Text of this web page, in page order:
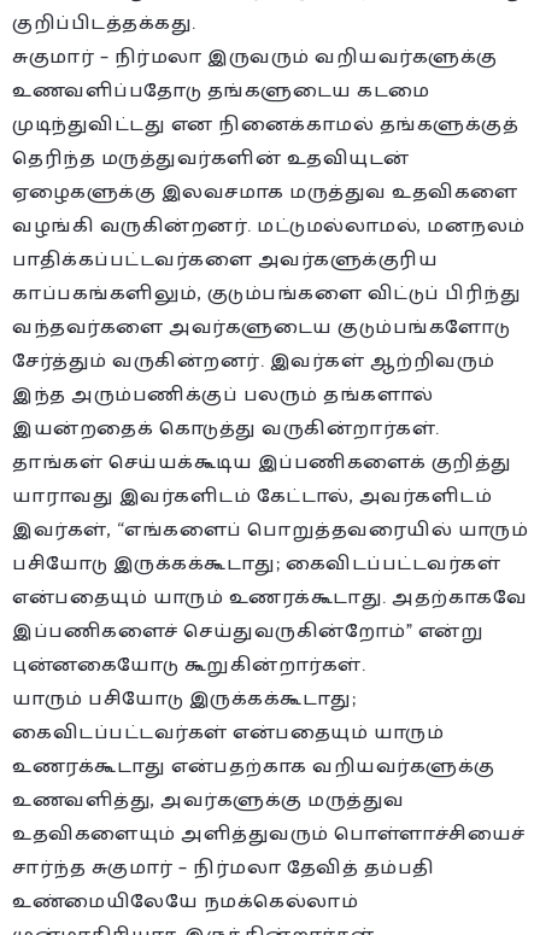
குறிப்பிடத்தக்கது.
சுகுமார் – நிர்மலா இருவரும் வறியவர்களுக்கு
உணவளிப்பதோடு தங்களுடைய கடமை
முடிந்துவிட்டது என நினைக்காமல் தங்களுக்குத்
தெரிந்த மருத்துவர்களின் உதவியுடன்
ஏழைகளுக்கு இலவசமாக மருத்துவ உதவிகளை
வழங்கி வருகின்றனர். மட்டுமல்லாமல், மனநலம்
பாதிக்கப்பட்டவர்களை அவர்களுக்குரிய
காப்பகங்களிலும், குடும்பங்களை விட்டுப் பிரிந்து
வந்தவர்களை அவர்களுடைய குடும்பங்களோடு
சேர்த்தும் வருகின்றனர். இவர்கள் ஆற்றிவரும்
இந்த அரும்பணிக்குப் பலரும் தங்களால்
இயன்றதைக் கொடுத்து வருகின்றார்கள்.
தாங்கள் செய்யக்கூடிய இப்பணிகளைக் குறித்து
யாராவது இவர்களிடம் கேட்டால், அவர்களிடம்
இவர்கள், “எங்களைப் பொறுத்தவரையில் யாரும்
பசியோடு இருக்கக்கூடாது; கைவிடப்பட்டவர்கள்
என்பதையும் யாரும் உணரக்கூடாது. அதற்காகவே
இப்பணிகளைச் செய்துவருகின்றோம்” என்று
புன்னகையோடு கூறுகின்றார்கள்.
யாரும் பசியோடு இருக்கக்கூடாது;
கைவிடப்பட்டவர்கள் என்பதையும் யாரும்
உணரக்கூடாது என்பதற்காக வறியவர்களுக்கு
உணவளித்து, அவர்களுக்கு மருத்துவ
உதவிகளையும் அளித்துவரும் பொள்ளாச்சியைச்
சார்ந்த சுகுமார் – நிர்மலா தேவித் தம்பதி
உண்மையிலேயே நமக்கெல்லாம்